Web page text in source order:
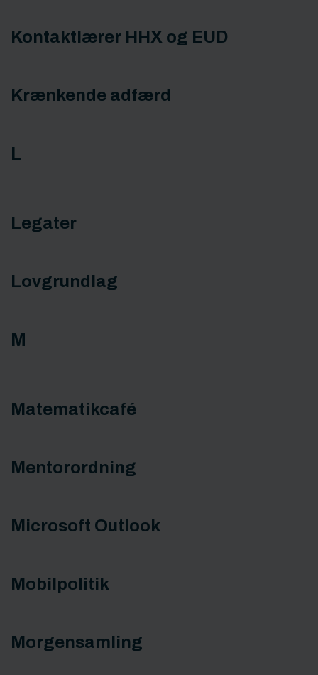
Kontaktlærer HHX og EUD
Krænkende adfærd
L
Legater
Lovgrundlag
M
Matematikcafé
Mentorordning
Microsoft Outlook
Mobilpolitik
Morgensamling